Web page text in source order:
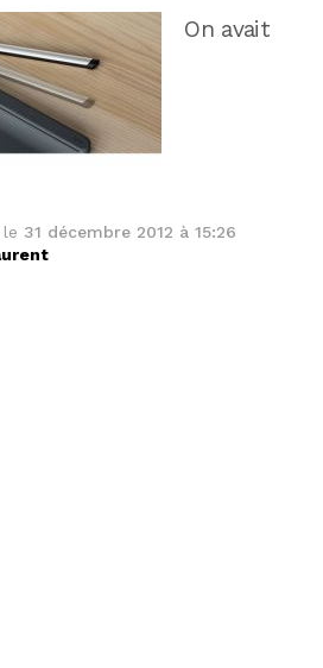
On avait
le 31 décembre 2012 à 15:26